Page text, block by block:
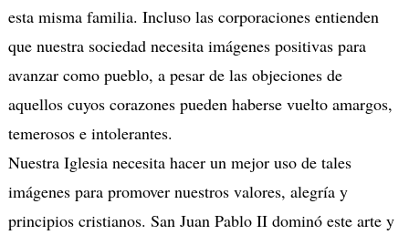
esta misma familia. Incluso las corporaciones entienden
que nuestra sociedad necesita imágenes positivas para
avanzar como pueblo, a pesar de las objeciones de
aquellos cuyos corazones pueden haberse vuelto amargos,
temerosos e intolerantes.
Nuestra Iglesia necesita hacer un mejor uso de tales
imágenes para promover nuestros valores, alegría y
principios cristianos. San Juan Pablo II dominó este arte y